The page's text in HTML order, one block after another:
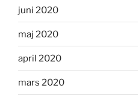
juni 2020
maj 2020
april 2020
mars 2020